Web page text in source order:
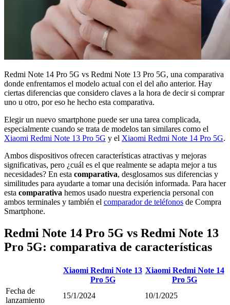
Redmi Note 14 Pro 5G vs Redmi Note 13 Pro 5G, una comparativa
donde enfrentamos el modelo actual con el del año anterior. Hay
ciertas diferencias que considero claves a la hora de decir si comprar
uno u otro, por eso he hecho esta comparativa.
Elegir un nuevo smartphone puede ser una tarea complicada,
especialmente cuando se trata de modelos tan similares como el
Xiaomi Redmi Note 13 Pro 5G y el Xiaomi Redmi Note 14 Pro 5G.
Ambos dispositivos ofrecen características atractivas y mejoras
significativas, pero ¿cuál es el que realmente se adapta mejor a tus
necesidades? En esta comparativa, desglosamos sus diferencias y
similitudes para ayudarte a tomar una decisión informada. Para hacer
esta comparativa hemos usado nuestra experiencia personal con
ambos terminales y también el comparador de teléfonos de Compra
Smartphone.
Redmi Note 14 Pro 5G vs Redmi Note 13
Pro 5G: comparativa de características
Xiaomi Redmi Note 13
Pro 5G
Xiaomi Redmi Note 14
Pro 5G
Fecha de
lanzamiento
15/1/2024 10/1/2025